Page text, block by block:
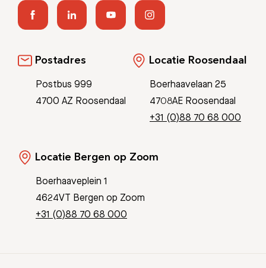
Postadres
Postbus 999
4700 AZ Roosendaal
Locatie Roosendaal
Boerhaavelaan 25
4708AE Roosendaal
+31 (0)88 70 68 000
Locatie Bergen op Zoom
Boerhaaveplein 1
4624VT Bergen op Zoom
+31 (0)88 70 68 000